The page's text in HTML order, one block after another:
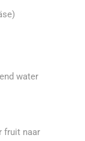
water
fruit naar